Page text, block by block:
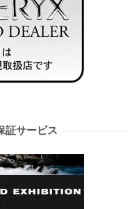
証サービス